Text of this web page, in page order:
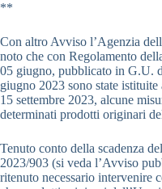
**
Con altro Avviso l’Agenzia
noto che con Regolamento
05 giugno, pubblicato in G.U.
giugno 2023 sono state
15 settembre 2023, alcune
determinati prodotti originari
Tenuto conto della scadenza
2023/903 (si veda l’Avviso
ritenuto necessario intervenire